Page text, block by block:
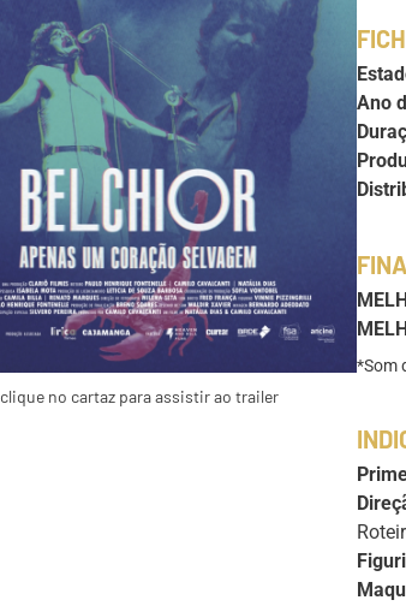
clique no cartaz para assistir ao trailer
Ano
*Som